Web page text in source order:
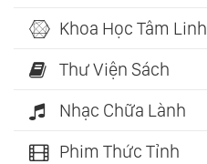
Khoa Học Tâm Linh
Thư Viện Sách
Nhạc Chữa Lành
Phim Thức Tỉnh